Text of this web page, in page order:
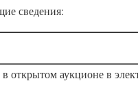
сведения:
в открытом аукционе в